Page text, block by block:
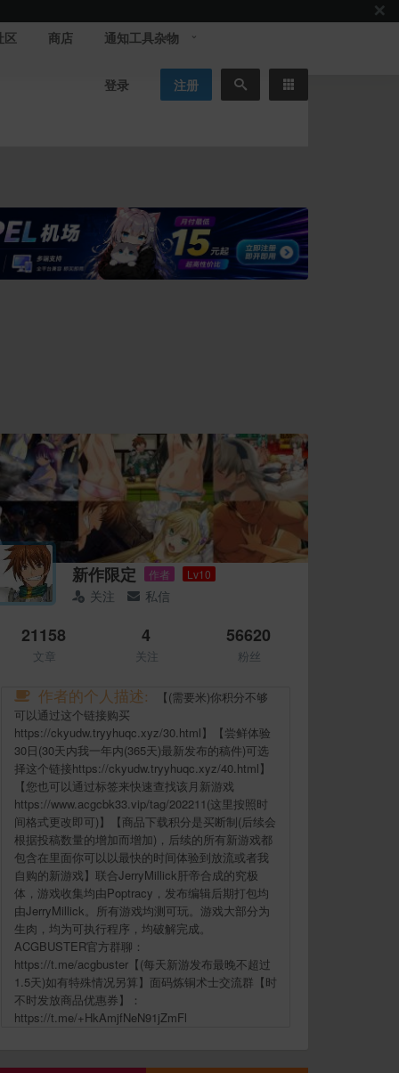
区 商店 通知工具杂物
登录 注册
新作限定 作者 Lv10
关注 私信
21158
文章
4
关注
56620
粉丝
作者的个人描述:
【(需要米)你积分不够
可以通过这个链接购买
https://ckyudw.tryyhuqc.xyz/30.html】【尝鲜体验
30日(30天内我一年内(365天)最新发布的稿件)可选
择这个链接https://ckyudw.tryyhuqc.xyz/40.html】
【您也可以通过标签来快速查找该月新游戏
https://www.acgcbk33.vip/tag/202211(这里按照时
间格式更改即可)】【商品下载积分是买断制(后续会
根据投稿数量的增加而增加)，后续的所有新游戏都
包含在里面你可以以最快的时间体验到放流或者我
自购的新游戏】联合JerryMillick肝帝合成的究极
体，游戏收集均由Poptracy，发布编辑后期打包均
由JerryMillick。所有游戏均测可玩。游戏大部分为
生肉，均为可执行程序，均破解完成。
ACGBUSTER官方群聊：
https://t.me/acgbuster【(每天新游发布最晚不超过
1.5天)如有特殊情况另算】面码炼铜术士交流群【时
不时发放商品优惠券】：
https://t.me/+HkAmjfNeN91jZmFl